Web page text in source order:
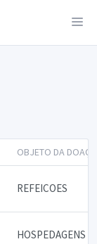
OBJETO DA
REFEICOES
HOSPEDAGENS